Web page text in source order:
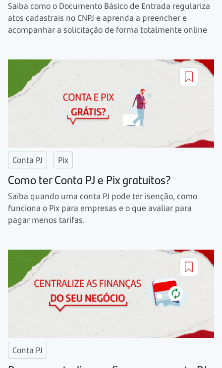
Saiba como o Documento Básico de Entrada regulariza
atos cadastrais no CNPJ e aprenda a preencher e
acompanhar a solicitação de forma totalmente online
Conta PJ Pix
Como ter Conta PJ e Pix gratuitos?
Saiba quando uma conta PJ pode ter isenção, como
funciona o Pix para empresas e o que avaliar para
pagar menos tarifas.
Conta PJ